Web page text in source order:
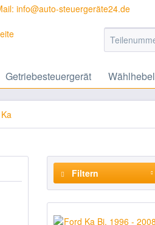
info@auto-steuergeräte24.de
Getriebesteuergerät Wählhebel
Filtern